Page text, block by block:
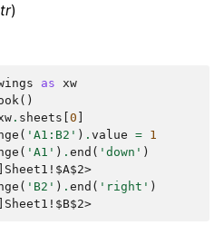
)
as xw
()
. sheets 0
( 'A1:B2' ) . value = 1
( 'A1' ) . end ( 'down' )
( 'B2' ) . end ( 'right' )